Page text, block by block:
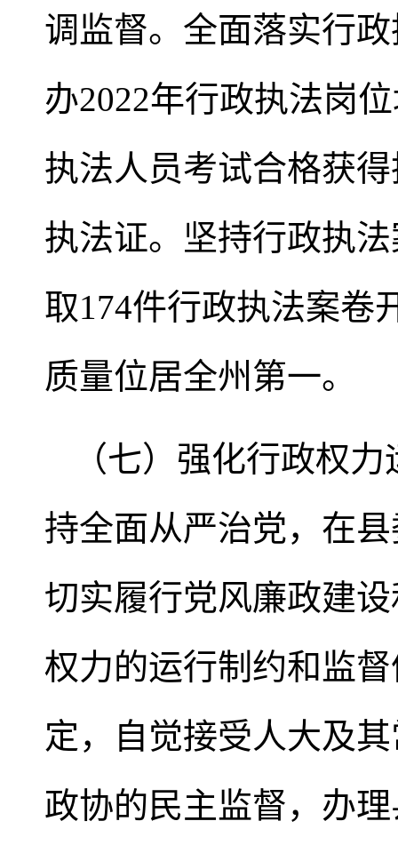
调监督。全面落实行
办2022年行政执法岗
执法人员考试合格获
执法证。坚持行政执
取174件行政执法案卷
质量位居全州第一。
（七）强化行政权
持全面从严治党，在
切实履行党风廉政建
权力的运行制约和监
定，自觉接受人大及
政协的民主监督，办